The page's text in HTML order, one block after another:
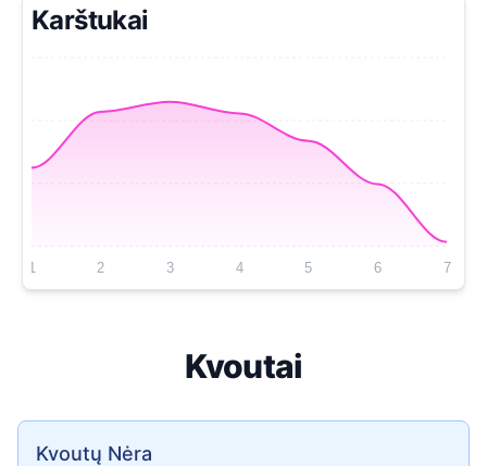
Karštukai
1 2 3 4 5 6 7
Kvoutai
Kvoutų Nėra